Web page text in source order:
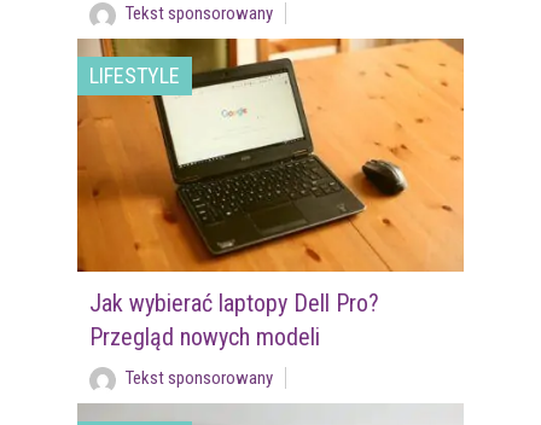
Tekst sponsorowany
LIFESTYLE
Jak wybierać laptopy Dell Pro?
Przegląd nowych modeli
Tekst sponsorowany